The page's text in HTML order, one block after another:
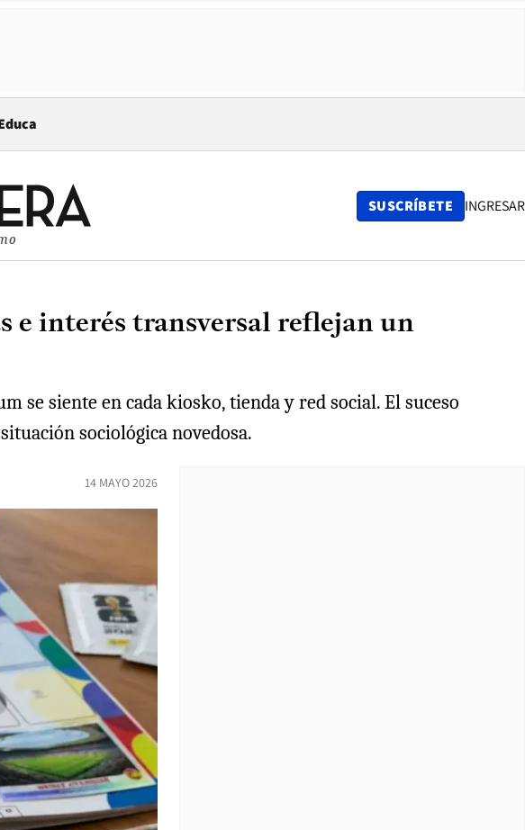
in new window
SUSCRÍBETE INGRESAR
e interés transversal reflejan un
se siente en cada kiosko, tienda y red social. El suceso
sociológica novedosa.
14 MAYO 2026